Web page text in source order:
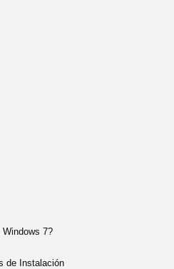
7?
de Instalación